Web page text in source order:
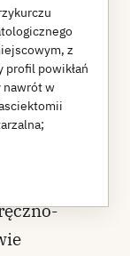
z
profil powikłań
nawrót w
igłą
z
w 2003 r.